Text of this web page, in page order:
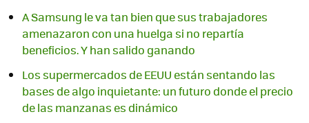
A Samsung le va tan bien que sus trabajadores
amenazaron con una huelga si no repartía
beneficios. Y han salido ganando
Los supermercados de EEUU están sentando las
bases de algo inquietante: un futuro donde el precio
de las manzanas es dinámico